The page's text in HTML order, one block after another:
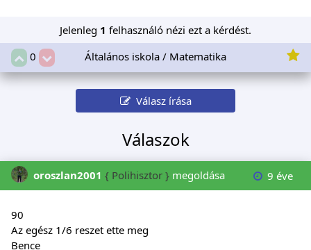
Jelenleg 1 felhasználó nézi ezt a kérdést.
0
Általános iskola / Matematika
Válasz írása
Válaszok
oroszlan2001 { Polihisztor } megoldása 9 éve
90
Az egész 1/6 reszet ette meg
Bence